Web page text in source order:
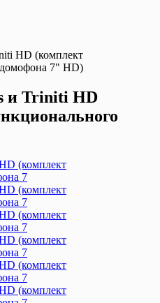
HD (комплект
7" HD)
и Triniti HD